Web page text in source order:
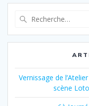
Vernissage de
scène